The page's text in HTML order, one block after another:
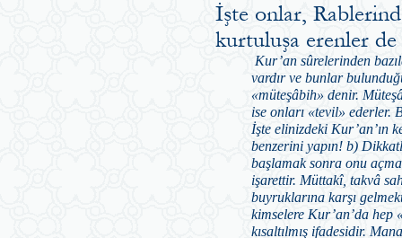
İşte onlar,
kurtuluşa erenler
Kur’an sûrelerinden
vardır ve bunlar
«müteşâbih» denir.
ise onları «tevil»
İşte elinizdeki Kur’an’ın
benzerini yapın! b)
başlamak sonra onu
işarettir. Müttakî, takvâ
buyruklarına karşı
kimselere Kur’an’da hep
kısaltılmış ifadesidir.